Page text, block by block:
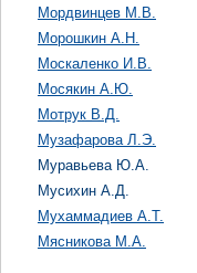
Мордвинцев М.В.
Морошкин А.Н.
Москаленко И.В.
Мосякин А.Ю.
Мотрук В.Д.
Музафарова Л.Э.
Муравьева Ю.А.
Мусихин А.Д.
Мухаммадиев А.Т.
Мясникова М.А.